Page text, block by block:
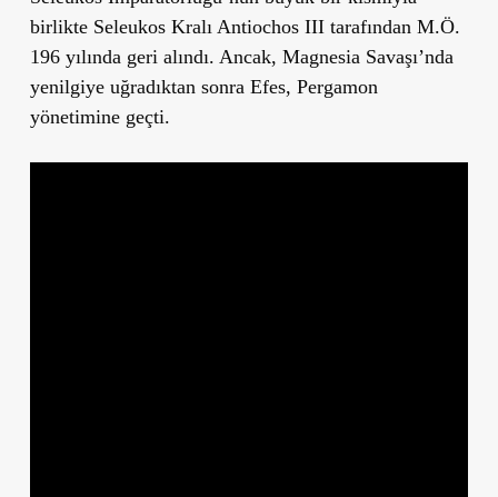
birlikte Seleukos Kralı Antiochos III tarafından M.Ö.
196 yılında geri alındı. Ancak, Magnesia Savaşı’nda
yenilgiye uğradıktan sonra Efes, Pergamon
yönetimine geçti.